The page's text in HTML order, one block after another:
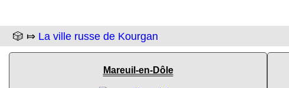
🎲 ⤇ La ville russe de Kourgan
Mareuil-en-Dôle